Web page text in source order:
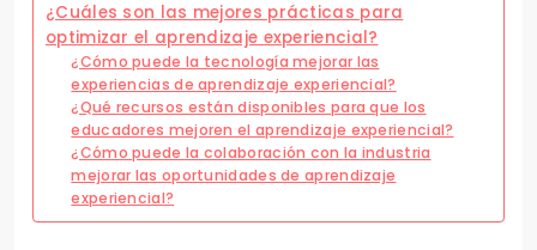
¿Cuáles son las mejores prácticas para
optimizar el aprendizaje experiencial?
¿Cómo puede la tecnología mejorar las
experiencias de aprendizaje experiencial?
¿Qué recursos están disponibles para que los
educadores mejoren el aprendizaje experiencial?
¿Cómo puede la colaboración con la industria
mejorar las oportunidades de aprendizaje
experiencial?